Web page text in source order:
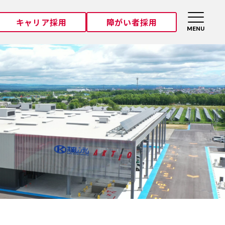
キャリア採用 障がい者採用
MENU